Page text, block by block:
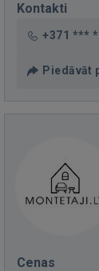
Kontakti
+371 ***
Piedāvāt
Cenas